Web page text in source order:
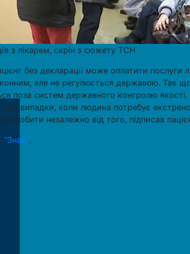
з лікарем, скрін з сюжету ТСН
без декларації може оплатити послуги
але не регулюється державою. Так
поза систем державного контролю
випадки, коли людина потребує
зробити незалежно від того, підписав
“Знай”.